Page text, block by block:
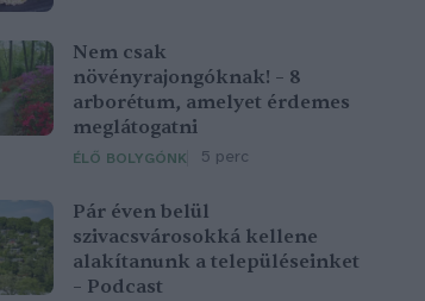
Nem csak
növényrajongóknak! – 8
arborétum, amelyet érdemes
meglátogatni
ÉLŐ BOLYGÓNK 5 perc
Pár éven belül
szivacsvárosokká kellene
alakítanunk a településeinket
– Podcast